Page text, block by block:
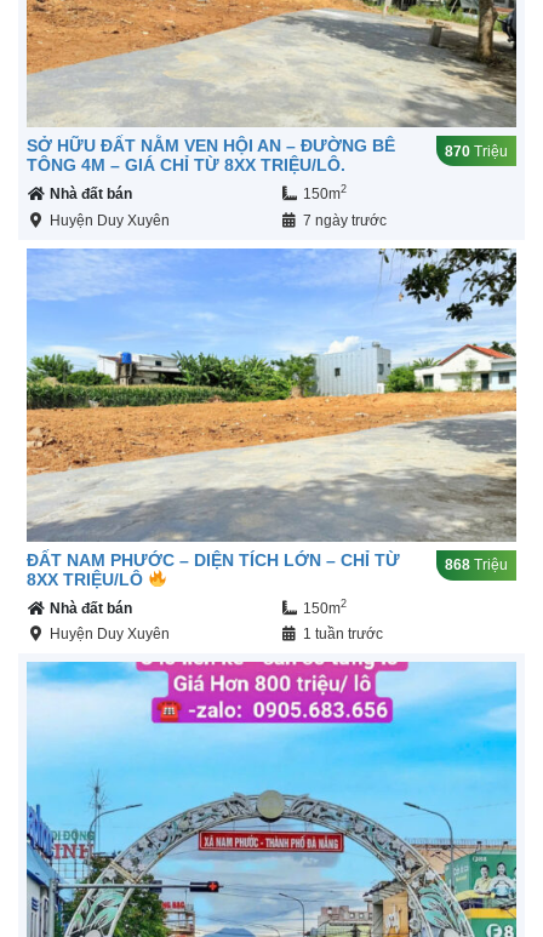
SỞ HỮU ĐẤT NẰM VEN HỘI AN – ĐƯỜNG BÊ
TÔNG 4M – GIÁ CHỈ TỪ 8XX TRIỆU/LÔ.
870 Triệu
Nhà đất bán 150m2
Huyện Duy Xuyên 7 ngày trước
ĐẤT NAM PHƯỚC – DIỆN TÍCH LỚN – CHỈ TỪ
8XX TRIỆU/LÔ
868 Triệu
Nhà đất bán 150m2
Huyện Duy Xuyên 1 tuần trước